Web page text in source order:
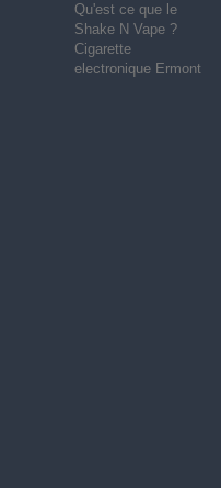
Qu'est ce que le
Shake N Vape ?
Cigarette
electronique Ermont